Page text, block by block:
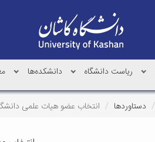
ریاست دانشگاه دانشکده‌ها
دستاوردها انتخاب عضو هیات علمی